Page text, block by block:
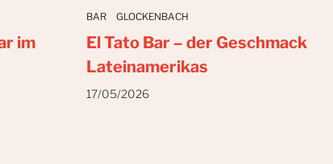
im
BAR GLOCKENBACH
El Tato Bar – der Geschmack
Lateinamerikas
17/05/2026